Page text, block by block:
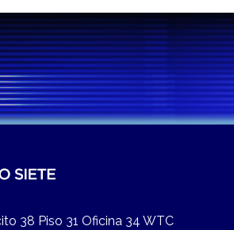
38 Piso 31 Oficina 34 WTC